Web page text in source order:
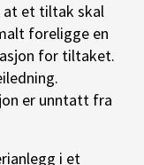
at et tiltak skal
foreligge en
for tiltaket.
er unntatt fra
i et